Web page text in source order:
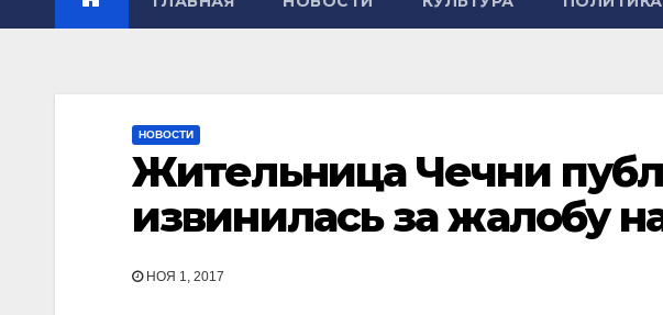
НОВОСТИ
Жительница Чечни
извинилась за жалобу
НОЯ 1, 2017